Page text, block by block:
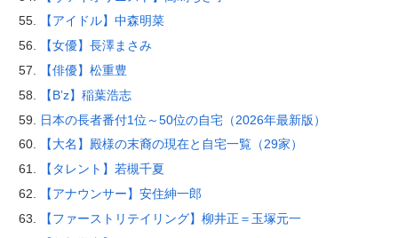
【アイドル】中森明菜
【女優】長澤まさみ
【俳優】松重豊
【B’z】稲葉浩志
日本の長者番付1位～50位の自宅（2026年最新版）
【大名】殿様の末裔の現在と自宅一覧（29家）
【タレント】若槻千夏
【アナウンサー】安住紳一郎
【ファーストリテイリング】柳井正＝玉塚元一